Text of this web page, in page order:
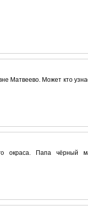
Матвеево. Может кто
окраса. Папа чёрный